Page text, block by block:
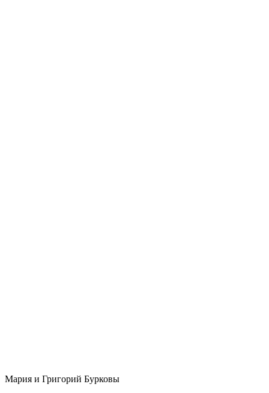
Мария и Григорий Бурковы